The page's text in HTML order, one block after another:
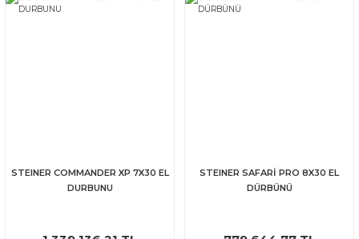
STEINER COMMANDER XP 7X30 EL
DURBUNU
STEINER SAFARİ PRO 8X30 EL
DÜRBÜNÜ